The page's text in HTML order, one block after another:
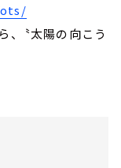
、〝太陽の向こう